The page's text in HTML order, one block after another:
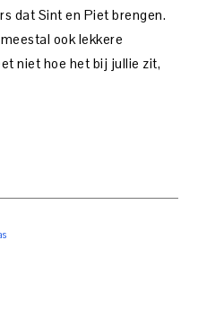
dat Sint en Piet brengen.
ook lekkere
niet hoe het bij jullie zit,